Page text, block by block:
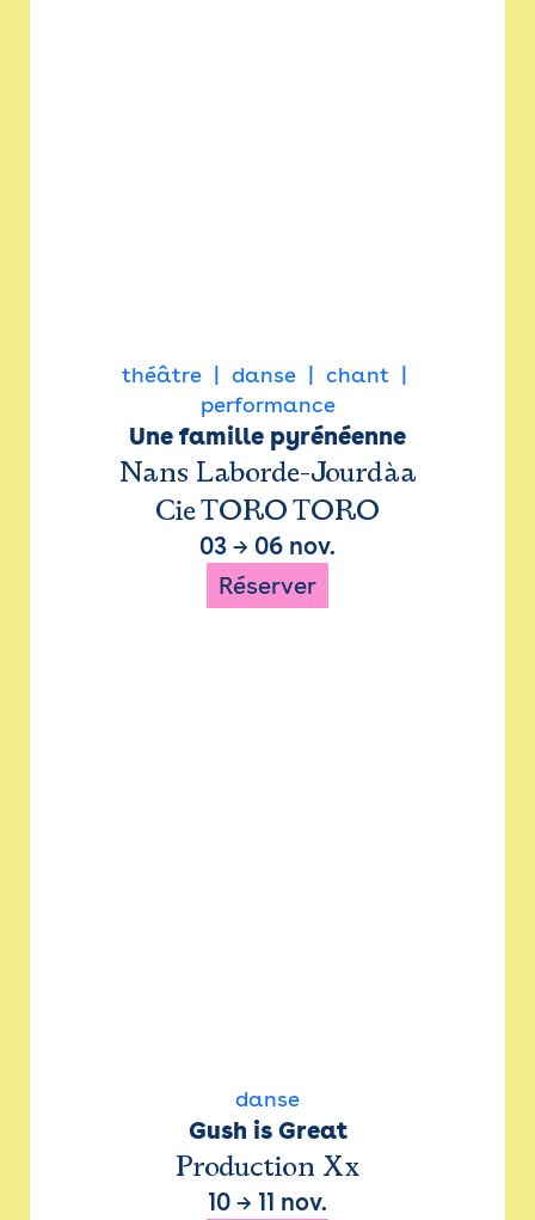
théâtre danse
chant
performance
Une famille pyrénéenne
Nans Laborde-Jourdàa
Cie TORO TORO
03 → 06 nov.
Réserver
danse
Gush is Great
Production Xx
10 → 11 nov.